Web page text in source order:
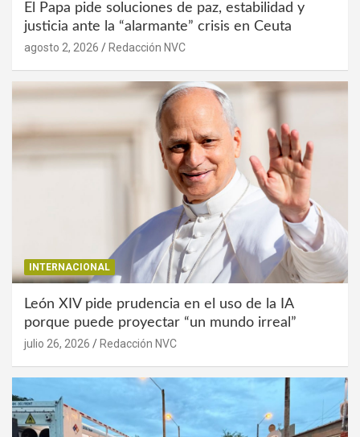
El Papa pide soluciones de paz, estabilidad y
justicia ante la “alarmante” crisis en Ceuta
agosto 2, 2026 Redacción NVC
INTERNACIONAL
León XIV pide prudencia en el uso de la IA
porque puede proyectar “un mundo irreal”
julio 26, 2026 Redacción NVC